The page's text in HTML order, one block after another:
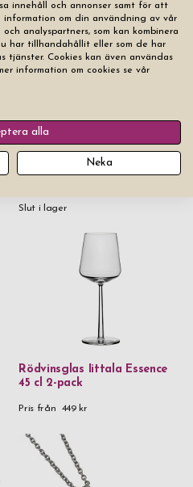
Pris från 269 kr
Multiverktyg Victorinox
Slut i lager
Rödvinsglas Iittala Essence
45 cl 2-pack
Pris från 449 kr
innehåll och annonser samt för att
om din användning av vår
analyspartners, som kan kombinera
har tillhandahållit eller som de har
tjänster. Cookies kan även användas
information om cookies se vår
alla
Neka